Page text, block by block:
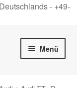
- +49-
Menü